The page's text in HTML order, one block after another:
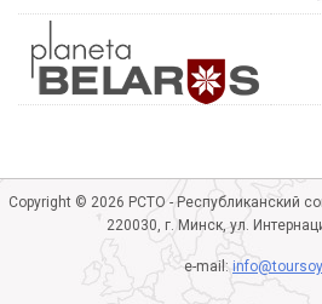
Copyright © 2026 РСТО - Республиканский
220030, г. Минск, ул.
e-mail: